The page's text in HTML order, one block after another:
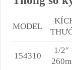
MODEL
154310
1/2″